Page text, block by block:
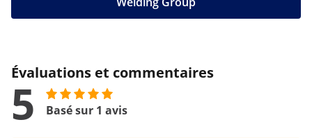
Évaluations et commentaires
5 Basé sur 1 avis